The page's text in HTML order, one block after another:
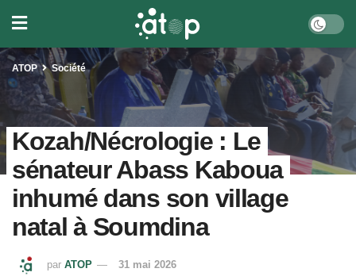
ATOP Société
Kozah/Nécrologie : Le
sénateur Abass Kaboua
inhumé dans son village
natal à Soumdina
par ATOP
31 mai 2026